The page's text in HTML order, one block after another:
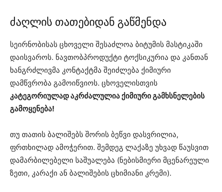
ძაღლის თათებიდან გაწმენდა
სეირნობისას ცხოველი შესაძლოა ბიტუმის მასტიკაში
დაისვაროს. ნავთობპროდუქტი ტოქსიკურია და კანთან
ხანგრძლივმა კონტაქტმა შეიძლება ქიმიური
დამწვრობა გამოიწვიოს. ცხოველისთვის
კატეგორიულად აკრძალულია ქიმიური გამხსნელების
გამოყენება!
თუ თათის ბალიშებს შორის ბეწვი დასვრილია,
ფრთხილად ამოჭერით. შემდეგ ლაქაზე უხვად წაუსვით
დამარბილებელი საშუალება (ნებისმიერი მცენარეული
ზეთი, კარაქი ან ბალიშების ცხიმიანი კრემი).